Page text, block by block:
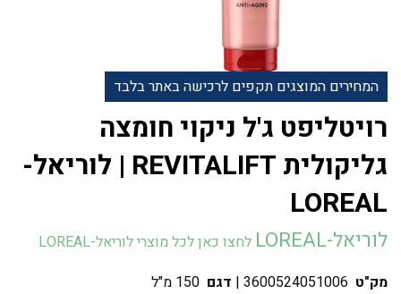
המחירים המוצגים תקפים לרכישה באתר בלבד
רויטליפט ג'ל ניקוי חומצה
גליקולית REVITALIFT | לוריאל-
LOREAL
לוריאל-LOREAL
לחצו כאן לכל מוצרי לוריאל-LOREAL
מק"ט 3600524051006
| דגם 150 מ"ל